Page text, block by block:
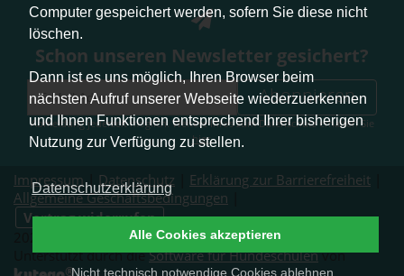
Computer gespeichert werden, sofern Sie diese nicht
löschen.
Dann ist es uns möglich, Ihren Browser beim
nächsten Aufruf unserer Webseite wiederzuerkennen
und Ihnen Funktionen entsprechend Ihrer bisherigen
Nutzung zur Verfügung zu stellen.
Datenschutzerklärung
Nicht technisch notwendige Cookies ablehnen
Alle Cookies akzeptieren
Schon unseren Newsletter gesichert?
Abonnieren
Abmeldung jederzeit möglich. Weitere Infos zum Datenschutz erhalten Sie
hier.
Impressum| Datenschutz Erklärung zur Barrierefreiheit
Allgemeine Geschäftsbedingungen
Vertrag widerrufen
2026 © Pfotenliebe Stuttgart. Alle Rechte vorbehalten.
Unterstützt durch dieSoftware für Hundeschulenvon
®